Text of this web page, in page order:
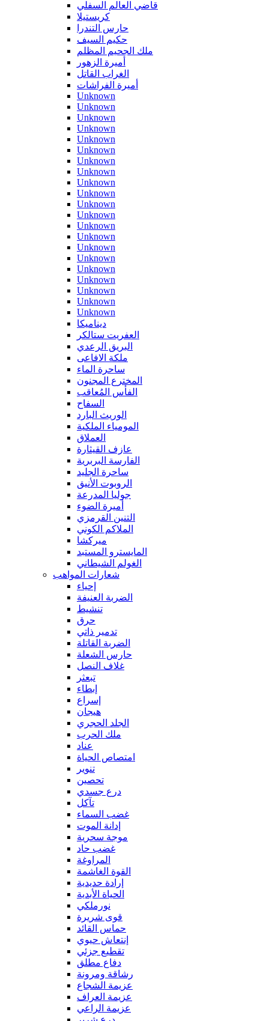
قاضي العالم السفلي
كريستيلا
حارس التندرا
حكيم السيف
ملك الجحيم المظلم
أميرة الزهور
الغراب القاتل
أميرة الفراشات
Unknown
Unknown
Unknown
Unknown
Unknown
Unknown
Unknown
Unknown
Unknown
Unknown
Unknown
Unknown
Unknown
Unknown
Unknown
Unknown
Unknown
Unknown
Unknown
Unknown
Unknown
ديناميكا
العفريت ستالكر
البريق الرعدي
ملكة الافاعى
ساحرة الماء
المخترع المجنون
الفأس المُعاقب
السفاح
الوريث البارد
المومياء الملكية
العملاق
عازف القيثارة
الفارسة البربرية
ساحرة الجليد
الروبوت الأنيق
جوليا المدرعة
أميرة الضوء
التنين القرمزي
الملاكم الكوني
ميركشا
المايسترو المستبد
الغولم الشيطاني
شعارات المواهب
إحياء
الضربة العنيفة
تنشيط
حرق
تدمير ذاتي
الضربة القاتلة
حارس الشعلة
غلاف النصل
تبعثر
إبطاء
إسراع
هيجان
الجلد الحجري
ملك الحرب
عناد
امتصاص الحياة
تنوير
تحصين
درع جسدي
تآكل
غضب السماء
إدانة الموت
موجة سحرية
غضب حاد
المراوغة
القوة الغاشمة
إرادة حديدية
الحياة الأبدية
نورملكي
قوى شريرة
حماس القائد
إنتعاش حيوي
تقطيع جزئي
دفاع مطلق
رشاقة ومرونة
عزيمة الشجاع
عزيمة العراف
عزيمة الراعي